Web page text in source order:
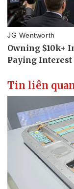
Bóng đá
Lịch thi đấu bóng đá
Thế giới thể thao
eSports
Hậu trường
Tin liên